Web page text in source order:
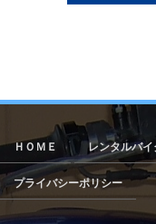
ＨＯＭＥ レンタルバイ
プライバシーポリシー